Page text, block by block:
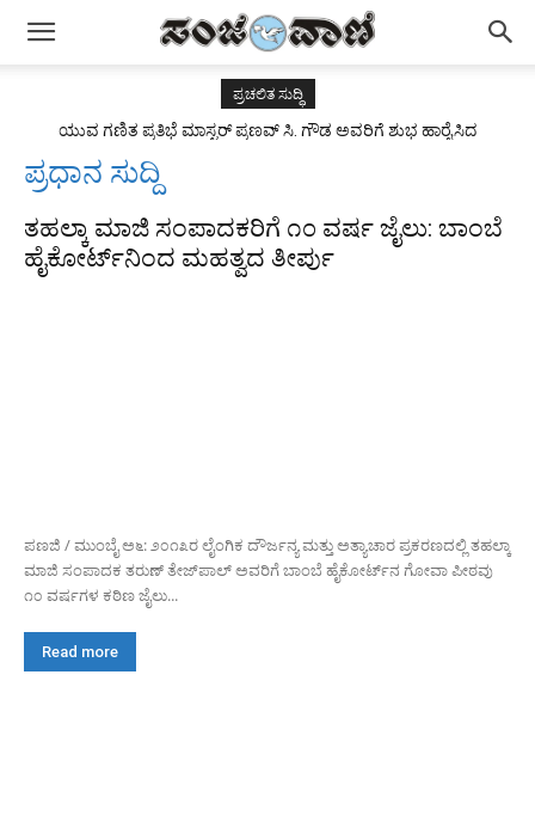
ಪ್ರಚಲಿತ ಸುದ್ಧಿ
ಯುವ ಗಣಿತ ಪ್ರತಿಭೆ ಮಾಸ್ಟರ್ ಪ್ರಣವ್ ಸಿ. ಗೌಡ ಅವರಿಗೆ ಶುಭ ಹಾರೈಸಿದ
ಪ್ರಧಾನ ಸುದ್ದಿ
ತಹಲ್ಕಾ ಮಾಜಿ ಸಂಪಾದಕರಿಗೆ ೧೦ ವರ್ಷ ಜೈಲು: ಬಾಂಬೆ
ಹೈಕೋರ್ಟ್‌ನಿಂದ ಮಹತ್ವದ ತೀರ್ಪು
ಪಣಜಿ / ಮುಂಬೈ ಅ೬: ೨೦೧೩ರ ಲೈಂಗಿಕ ದೌರ್ಜನ್ಯ ಮತ್ತು ಅತ್ಯಾಚಾರ ಪ್ರಕರಣದಲ್ಲಿ ತಹಲ್ಕಾ
ಮಾಜಿ ಸಂಪಾದಕ ತರುಣ್ ತೇಜ್‌ಪಾಲ್ ಅವರಿಗೆ ಬಾಂಬೆ ಹೈಕೋರ್ಟ್‌ನ ಗೋವಾ ಪೀಠವು
೧೦ ವರ್ಷಗಳ ಕಠಿಣ ಜೈಲು...
Read more